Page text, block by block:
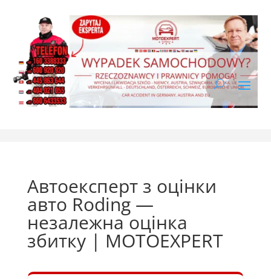
Автоексперт з оцінки
авто Roding —
незалежна оцінка
збитку | MOTOEXPERT